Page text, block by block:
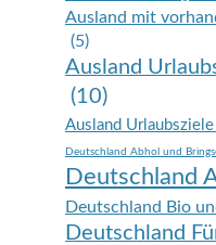
Ausland mit
(5)
Ausland
(10)
Ausland
Deutschland Abhol und
Deutschland
Deutschland Bio
Deutschland